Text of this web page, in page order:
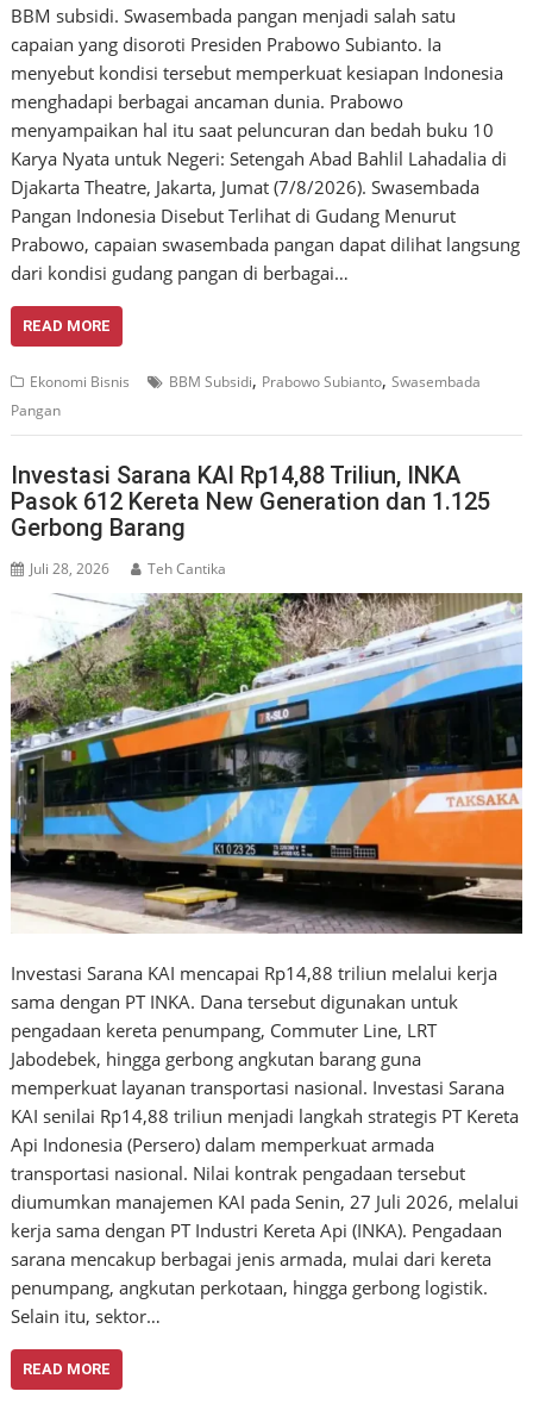
BBM subsidi. Swasembada pangan menjadi salah satu
capaian yang disoroti Presiden Prabowo Subianto. Ia
menyebut kondisi tersebut memperkuat kesiapan Indonesia
menghadapi berbagai ancaman dunia. Prabowo
menyampaikan hal itu saat peluncuran dan bedah buku 10
Karya Nyata untuk Negeri: Setengah Abad Bahlil Lahadalia di
Djakarta Theatre, Jakarta, Jumat (7/8/2026). Swasembada
Pangan Indonesia Disebut Terlihat di Gudang Menurut
Prabowo, capaian swasembada pangan dapat dilihat langsung
dari kondisi gudang pangan di berbagai…
READ MORE
Ekonomi Bisnis BBM Subsidi, Prabowo Subianto,Swasembada
Pangan
Investasi Sarana KAI Rp14,88 Triliun, INKA
Pasok 612 Kereta New Generation dan 1.125
Gerbong Barang
Juli 28, 2026 Teh Cantika
Investasi Sarana KAI mencapai Rp14,88 triliun melalui kerja
sama dengan PT INKA. Dana tersebut digunakan untuk
pengadaan kereta penumpang, Commuter Line, LRT
Jabodebek, hingga gerbong angkutan barang guna
memperkuat layanan transportasi nasional. Investasi Sarana
KAI senilai Rp14,88 triliun menjadi langkah strategis PT Kereta
Api Indonesia (Persero) dalam memperkuat armada
transportasi nasional. Nilai kontrak pengadaan tersebut
diumumkan manajemen KAI pada Senin, 27 Juli 2026, melalui
kerja sama dengan PT Industri Kereta Api (INKA). Pengadaan
sarana mencakup berbagai jenis armada, mulai dari kereta
penumpang, angkutan perkotaan, hingga gerbong logistik.
Selain itu, sektor…
READ MORE